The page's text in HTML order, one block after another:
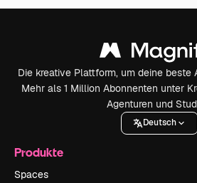
Die kreative Plattform, um deine
Mehr als 1 Million Abonnenten unter
Agenturen und
Deutsch
Produkte
Spaces